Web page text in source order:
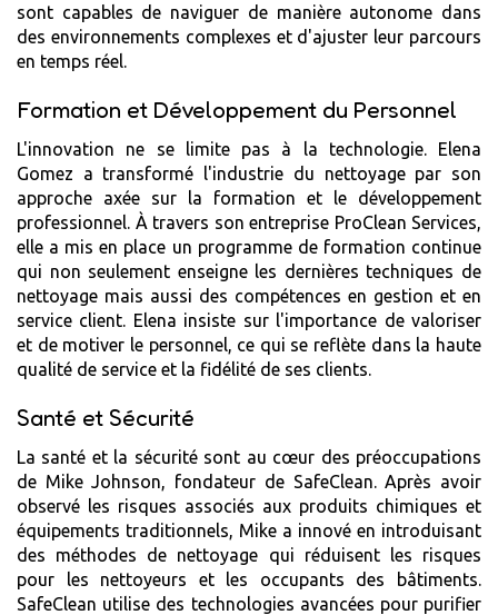
sont capables de naviguer de manière autonome dans
des environnements complexes et d'ajuster leur parcours
en temps réel.
Formation et Développement du Personnel
L'innovation ne se limite pas à la technologie. Elena
Gomez a transformé l'industrie du nettoyage par son
approche axée sur la formation et le développement
professionnel. À travers son entreprise ProClean Services,
elle a mis en place un programme de formation continue
qui non seulement enseigne les dernières techniques de
nettoyage mais aussi des compétences en gestion et en
service client. Elena insiste sur l'importance de valoriser
et de motiver le personnel, ce qui se reflète dans la haute
qualité de service et la fidélité de ses clients.
Santé et Sécurité
La santé et la sécurité sont au cœur des préoccupations
de Mike Johnson, fondateur de SafeClean. Après avoir
observé les risques associés aux produits chimiques et
équipements traditionnels, Mike a innové en introduisant
des méthodes de nettoyage qui réduisent les risques
pour les nettoyeurs et les occupants des bâtiments.
SafeClean utilise des technologies avancées pour purifier